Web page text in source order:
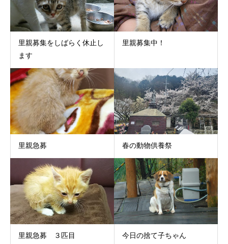
里親募集をしばらく休止し
ます
里親募集中！
里親急募 春の動物供養祭
里親急募 ３匹目 今日の捨て子ちゃん